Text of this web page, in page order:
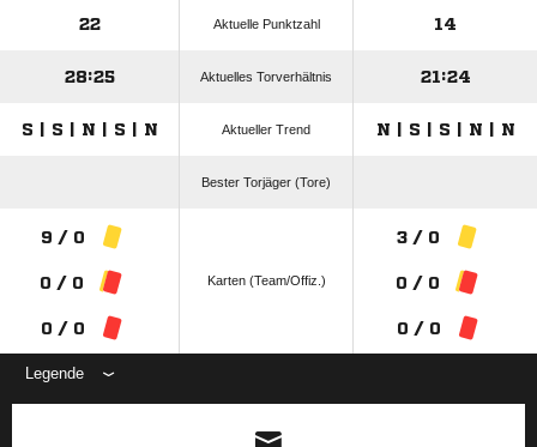
22 Aktuelle Punktzahl 14
28:25 Aktuelles Torverhältnis 21:24
S | S | N | S | N Aktueller Trend N | S | S | N | N
Bester Torjäger (Tore)
9 / 0
0 / 0
0 / 0
Karten (Team/Offiz.)
3 / 0
0 / 0
0 / 0
Legende
ANZEIGE